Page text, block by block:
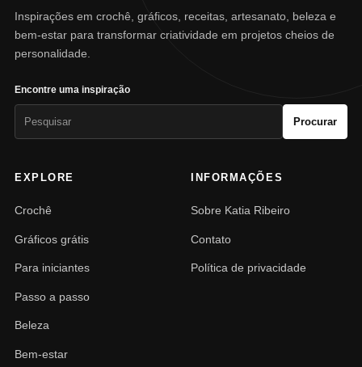
Inspirações em crochê, gráficos, receitas, artesanato, beleza e
bem-estar para transformar criatividade em projetos cheios de
personalidade.
Encontre uma inspiração
Procurar
EXPLORE
Crochê
Gráficos grátis
Para iniciantes
Passo a passo
Beleza
Bem-estar
INFORMAÇÕES
Sobre Katia Ribeiro
Contato
Política de privacidade